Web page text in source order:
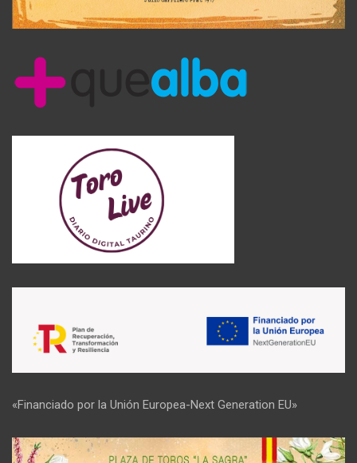
«Financiado por la Unión Europea-Next Generation EU»